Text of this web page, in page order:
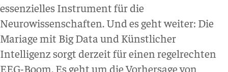
essenzielles Instrument für die
Neurowissenschaften. Und es geht weiter: Die
Mariage mit Big Data und Künstlicher
Intelligenz sorgt derzeit für einen regelrechten
EEG-Boom. Es geht um die Vorhersage von